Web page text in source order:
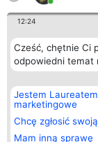
12:24
Cześć, chętnie Ci
odpowiedni temat
Jestem
marketingowe
Chcę zgłosić
Mam inną sprawę
Organizator
Bright Side Solutions sp. z
o. sp. k.
ul. Ruska 22
Wrocław 50-079
KRS 0000749100 | Regon